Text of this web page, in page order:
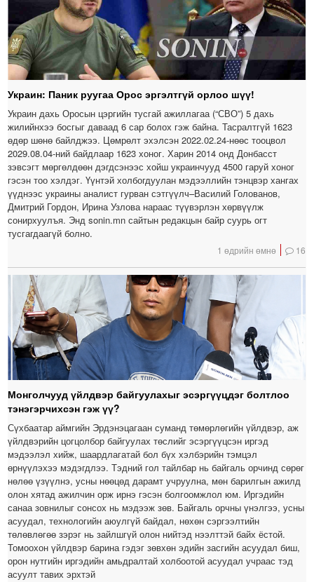
Украин: Паник руугаа Орос эргэлтгүй орлоо шүү!
Украин дахь Оросын цэргийн тусгай ажиллагаа (“СВО”) 5 дахь
жилийнхээ босгыг даваад 6 сар болох гэж байна. Тасралтгүй 1623
өдөр шөнө байлджээ. Цөмрөлт эхэлсэн 2022.02.24-нөөс тооцвол
2029.08.04-ний байдлаар 1623 хоног. Харин 2014 онд Донбасст
зэвсэгт мөргөлдөөн дэгдсэнээс хойш украинчууд 4500 гаруй хоног
гэсэн тоо хэлдэг. Үүнтэй холбогдуулан мэдээллийн тэнцвэр хангах
үүднээс украины аналист гурван сэтгүүлч–Василий Голованов,
Дмитрий Гордон, Ирина Узлова нараас түүвэрлэн хөрвүүлж
сонирхуулъя. Энд sonin.mn сайтын редакцын байр суурь огт
тусгагдаагүй болно.
1 өдрийн өмнө 16
Монголчууд үйлдвэр байгуулахыг эсэргүүцдэг болтлоо
тэнэгэрчихсэн гэж үү?
Сүхбаатар аймгийн Эрдэнэцагаан суманд төмөрлөгийн үйлдвэр, аж
үйлдвэрийн цогцолбор байгуулах төслийг эсэргүүцсэн иргэд
мэдээлэл хийж, шаардлагатай бол бүх хэлбэрийн тэмцэл
өрнүүлэхээ мэдэгдлээ. Тэдний гол тайлбар нь байгаль орчинд сөрөг
нөлөө үзүүлнэ, усны нөөцөд дарамт учруулна, мөн барилгын ажилд
олон хятад ажилчин орж ирнэ гэсэн болгоомжлол юм. Иргэдийн
санаа зовнилыг сонсох нь мэдээж зөв. Байгаль орчны үнэлгээ, усны
асуудал, технологийн аюулгүй байдал, нөхөн сэргээлтийн
төлөвлөгөө зэрэг нь зайлшгүй олон нийтэд нээлттэй байх ёстой.
Томоохон үйлдвэр барина гэдэг зөвхөн эдийн засгийн асуудал биш,
орон нутгийн иргэдийн амьдралтай холбоотой асуудал учраас тэд
асуулт тавих эрхтэй